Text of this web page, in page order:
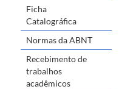
Ficha
Catalográfica
Normas da ABNT
Recebimento de
trabalhos
acadêmicos